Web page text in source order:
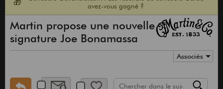
🎁
avez-vous gagné ?
Martin propose une nouvelle
signature Joe Bonamassa
Associés